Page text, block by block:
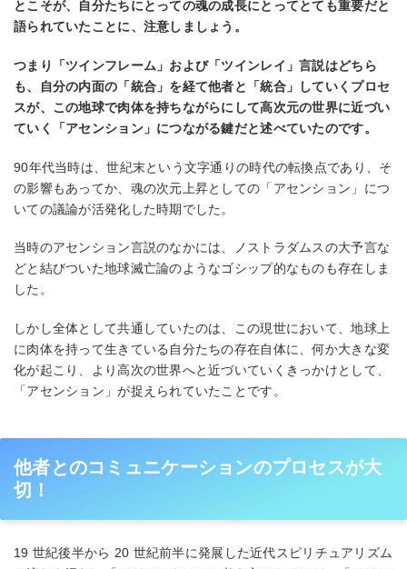
とこそが、⾃分たちにとっての魂の成⻑にとってとても重要だと
語られていたことに、注意しましょう。
つまり「ツインフレーム」および「ツインレイ」⾔説はどちら
も、⾃分の内⾯の「統合」を経て他者と「統合」していくプロセ
スが、この地球で⾁体を持ちながらにして⾼次元の世界に近づい
ていく「アセンション」につながる鍵だと述べていたのです。
90年代当時は、世紀末という⽂字通りの時代の転換点であり、そ
の影響もあってか、魂の次元上昇としての「アセンション」につ
いての議論が活発化した時期でした。
当時のアセンション⾔説のなかには、ノストラダムスの⼤予⾔な
どと結びついた地球滅亡論のようなゴシップ的なものも存在しま
した。
しかし全体として共通していたのは、この現世において、地球上
に⾁体を持って⽣きている⾃分たちの存在⾃体に、何か⼤きな変
化が起こり、より⾼次の世界へと近づいていくきっかけとして、
「アセンション」が捉えられていたことです。
他者とのコミュニケーションのプロセスが⼤
切！
19 世紀後半から 20 世紀前半に発展した近代スピリチュアリズム